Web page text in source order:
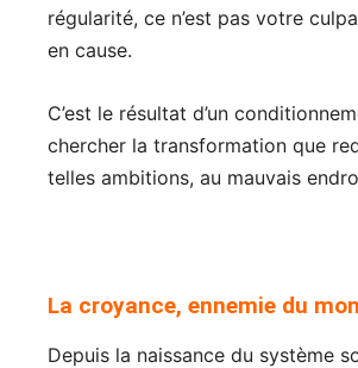
régularité, ce n’est pas votre
en cause.
C’est le résultat d’un
chercher la transformation que
telles ambitions, au mauvais
La croyance, ennemie du
Depuis la naissance du système